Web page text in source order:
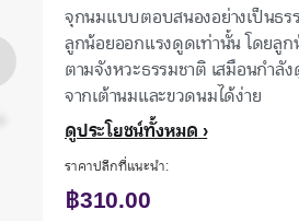
จุกนมแบบตอบสนองอย่างเป็นธ
ลูกน้อยออกแรงดูดเท่านั้น โดยลู
ตามจังหวะธรรมชาติ เสมือนกำ
จากเต้านมและขวดนมได้ง่าย
ดูประโยชน์ทั้งหมด
ราคาปลีกที่แนะนำ:
฿310.00